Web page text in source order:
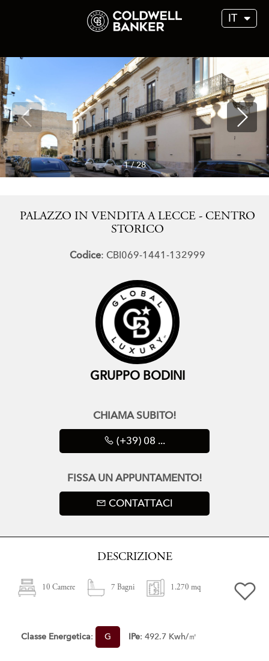
IT
1/28
PALAZZO IN VENDITA A LECCE - CENTRO
STORICO
Codice: CBI069-1441-132999
GRUPPO BODINI
CHIAMA SUBITO!
(+39) 08 ...
FISSA UN APPUNTAMENTO!
CONTATTACI
DESCRIZIONE
10 Camere 7 Bagni 1.270 mq
Classe Energetica: G IPe: 492.7 Kwh/㎡